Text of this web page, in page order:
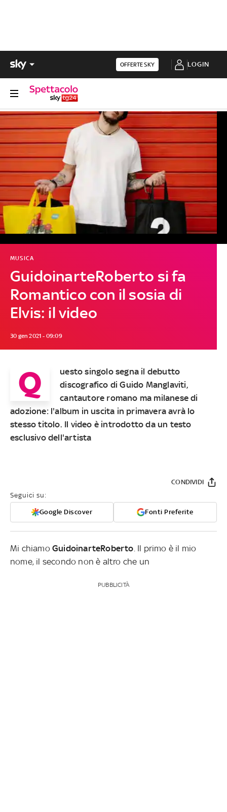
OFFERTE SKY LOGIN
GuidoinarteRoberto si fa
Romantico con il sosia di
Elvis: il video
MUSICA
30 gen 2021 - 09:09
Q
uesto singolo segna il debutto
discografico di Guido Manglaviti,
cantautore romano ma milanese di
adozione: l'album in uscita in primavera avrà lo
stesso titolo. Il video è introdotto da un testo
esclusivo dell'artista
Seguici su:
Google Discover Fonti Preferite
CONDIVIDI
Mi chiamo GuidoinarteRoberto . Il primo è il mio
nome, il secondo non è altro che un
PUBBLICITÀ